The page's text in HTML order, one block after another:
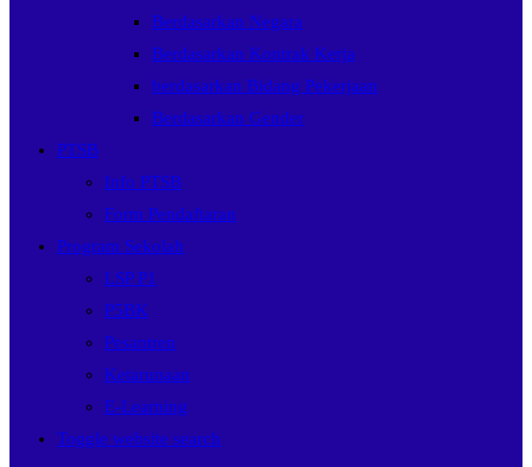
Berdasarkan Negara
Berdasarkan Kontrak Kerja
berdasarkan Bidang Pekerjaan
Berdasarkan Gender
PTSB
Info PTSB
Form Pendaftaran
Program Sekolah
LSP P1
P5BK
Pesantren
Ketarunaan
E-Learning
Toggle website search